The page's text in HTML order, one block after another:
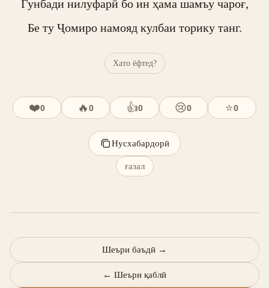
Гунбади нилуфарӣ бо ин ҳама шамъу чароғ,
Бе ту Ҷомиро намояд кулбаи торику танг.
Хато ёфтед?
❤️0 🔥0 👍0 😢0 ⭐0
Нусхабардорӣ
ғазал
← Шеъри қаблӣ
Шеъри баъдӣ →